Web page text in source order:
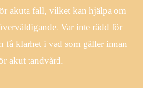
akuta fall, vilket kan hjälpa om
Var inte rädd för
få klarhet i vad som gäller innan
akut tandvård.